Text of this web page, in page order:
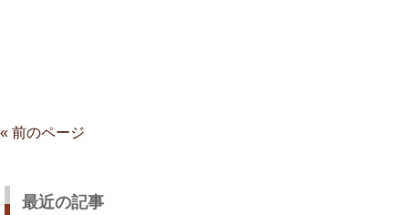
« 前のページ
最近の記事